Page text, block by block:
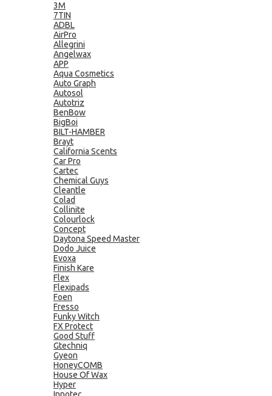
3M
7TIN
ADBL
AirPro
Allegrini
Angelwax
APP
Aqua Cosmetics
Auto Graph
Autosol
Autotriz
BenBow
BigBoi
BILT-HAMBER
Brayt
California Scents
Car Pro
Cartec
Chemical Guys
Cleantle
Colad
Collinite
Colourlock
Concept
Daytona Speed Master
Dodo Juice
Evoxa
Finish Kare
Flex
Flexipads
Foen
Fresso
Funky Witch
FX Protect
Good Stuff
Gtechniq
Gyeon
HoneyCOMB
House Of Wax
Hyper